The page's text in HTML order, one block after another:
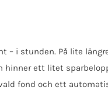
– i stunden. På lite
ett litet
fond och ett